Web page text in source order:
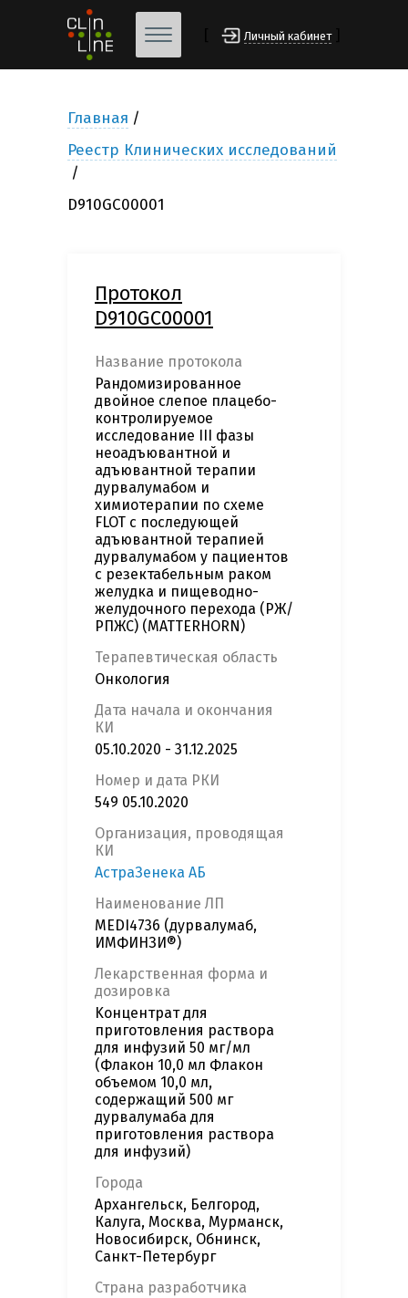
Личный кабинет
Главная
Реестр Клинических исследований
D910GC00001
Протокол
D910GC00001
Название протокола
Рандомизированное
двойное слепое плацебо-
контролируемое
исследование III фазы
неоадъювантной и
адъювантной терапии
дурвалумабом и
химиотерапии по схеме
FLOT с последующей
адъювантной терапией
дурвалумабом у пациентов
с резектабельным раком
желудка и пищеводно-
желудочного перехода (РЖ/
РПЖС) (MATTERHORN)
Терапевтическая область
Онкология
Дата начала и окончания
КИ
05.10.2020 - 31.12.2025
Номер и дата РКИ
549 05.10.2020
Организация, проводящая
КИ
АстраЗенека АБ
Наименование ЛП
MEDI4736 (дурвалумаб,
ИМФИНЗИ®)
Лекарственная форма и
дозировка
Kонцентрат для
приготовления раствора
для инфузий 50 мг/мл
(Флакон 10,0 мл Флакон
объемом 10,0 мл,
содержащий 500 мг
дурвалумаба для
приготовления раствора
для инфузий)
Города
Архангельск, Белгород,
Калуга, Москва, Мурманск,
Новосибирск, Обнинск,
Санкт-Петербург
Страна разработчика